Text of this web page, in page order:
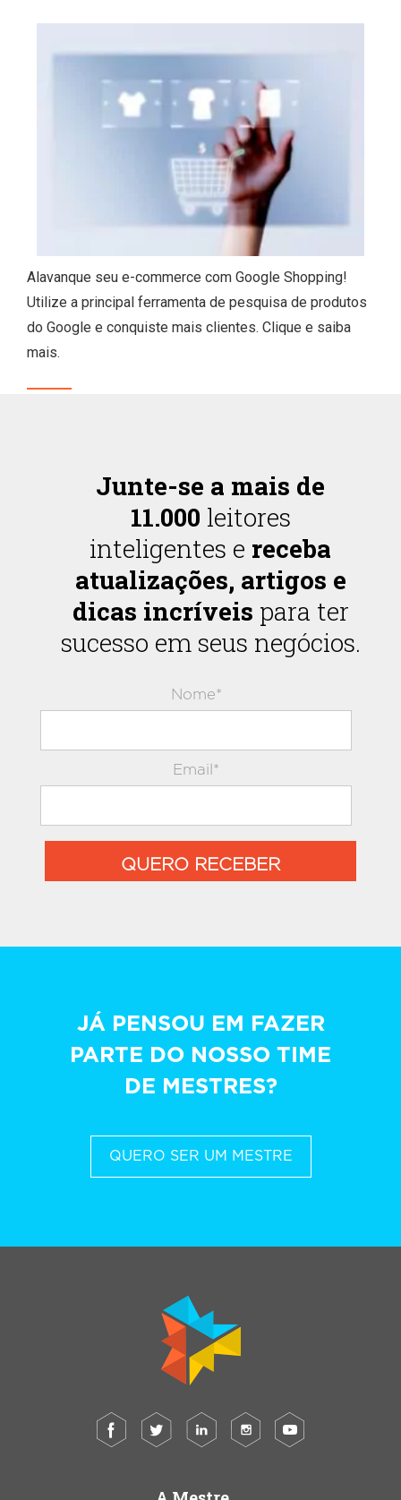
Alavanque seu e-commerce com Google Shopping!
Utilize a principal ferramenta de pesquisa de produtos
do Google e conquiste mais clientes. Clique e saiba
mais.
Junte-se a mais de
11.000 leitores
inteligentes e receba
atualizações, artigos e
dicas incríveis para ter
sucesso em seus negócios.
Nome*
Email*
QUERO RECEBER
JÁ PENSOU EM FAZER
PARTE DO NOSSO TIME
DE MESTRES?
QUERO SER UM MESTRE